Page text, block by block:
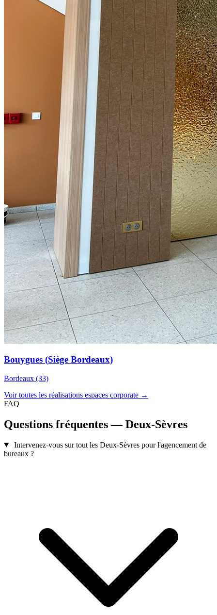
Bouygues (Siège Bordeaux)
Bordeaux (33)
Voir toutes les réalisations espaces corporate →
FAQ
Questions fréquentes — Deux-Sèvres
Intervenez-vous sur tout les Deux-Sèvres pour l'agencement de
bureaux ?